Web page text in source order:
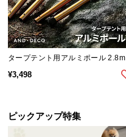
か
ら
探
す
ッ
タープテント用アルミポール 2.8m
¥3,498
ピックアップ特集